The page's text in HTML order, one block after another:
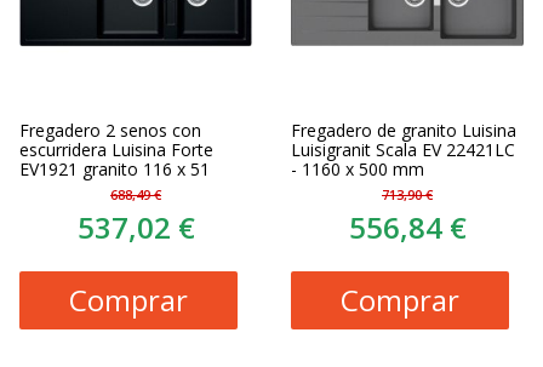
Fregadero 2 senos con
escurridera Luisina Forte
EV1921 granito 116 x 51
688,49 €
537,02 €
Comprar
Fregadero de granito Luisina
Luisigranit Scala EV 22421LC
- 1160 x 500 mm
713,90 €
556,84 €
Comprar